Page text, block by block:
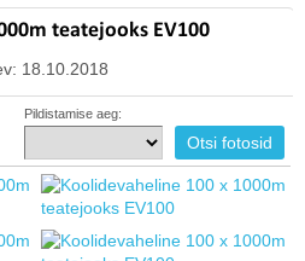
teatejooks EV100
18.10.2018
Pildistamise aeg: